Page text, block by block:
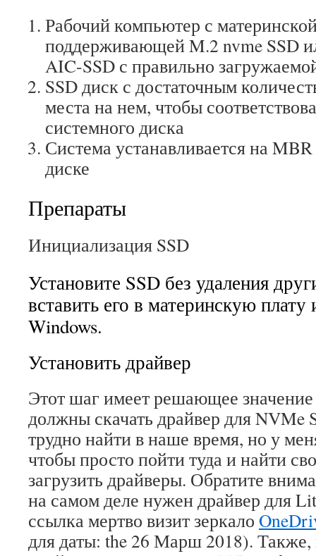
Рабочий компьютер с
поддерживающей M.2 nvme SSD
AIC-SSD с правильно
SSD диск с достаточным
места на нем, чтобы
системного диска
Система устанавливается на
диске
Препараты
Инициализация SSD
Установите SSD без удаления
вставить его в материнскую плату
Windows.
Установить драйвер
Этот шаг имеет решающее
должны скачать драйвер для NVMe
трудно найти в наше время, но у
чтобы просто пойти туда и найти
загрузить драйверы. Обратите
на самом деле нужен драйвер для
ссылка мертво визит зеркало
для даты: the 26 Марш 2018). Также,